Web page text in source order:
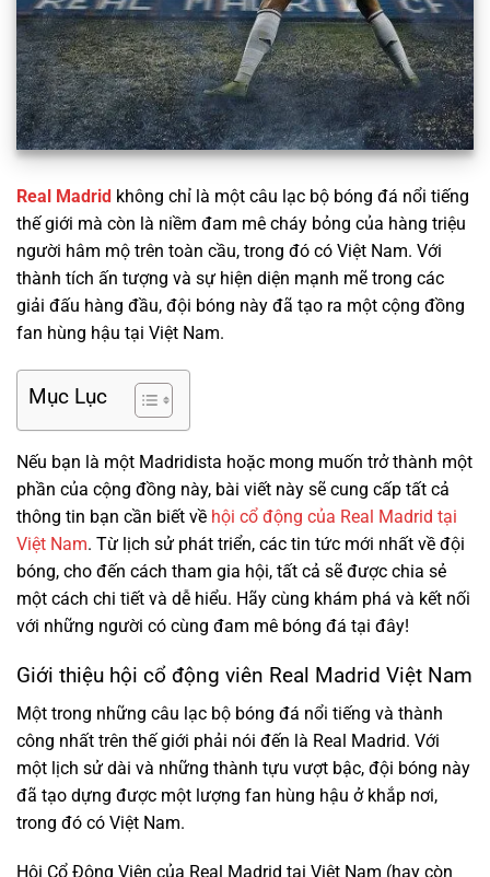
Real Madrid không chỉ là một câu lạc bộ bóng đá nổi tiếng
thế giới mà còn là niềm đam mê cháy bỏng của hàng triệu
người hâm mộ trên toàn cầu, trong đó có Việt Nam. Với
thành tích ấn tượng và sự hiện diện mạnh mẽ trong các
giải đấu hàng đầu, đội bóng này đã tạo ra một cộng đồng
fan hùng hậu tại Việt Nam.
Mục Lục
Nếu bạn là một Madridista hoặc mong muốn trở thành một
phần của cộng đồng này, bài viết này sẽ cung cấp tất cả
thông tin bạn cần biết về hội cổ động của Real Madrid tại
Việt Nam. Từ lịch sử phát triển, các tin tức mới nhất về đội
bóng, cho đến cách tham gia hội, tất cả sẽ được chia sẻ
một cách chi tiết và dễ hiểu. Hãy cùng khám phá và kết nối
với những người có cùng đam mê bóng đá tại đây!
Giới thiệu hội cổ động viên Real Madrid Việt Nam
Một trong những câu lạc bộ bóng đá nổi tiếng và thành
công nhất trên thế giới phải nói đến là Real Madrid. Với
một lịch sử dài và những thành tựu vượt bậc, đội bóng này
đã tạo dựng được một lượng fan hùng hậu ở khắp nơi,
trong đó có Việt Nam.
Hội Cổ Động Viên của Real Madrid tại Việt Nam (hay còn